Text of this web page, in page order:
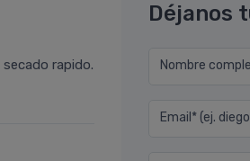
rapido.
Déjanos
Nombre
Email* (ej.